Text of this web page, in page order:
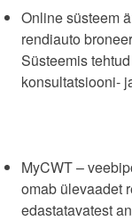
Online süsteem
rendiauto
Süsteemis
konsultatsiooni-
MyCWT –
omab ülevaadet
edastatavatest